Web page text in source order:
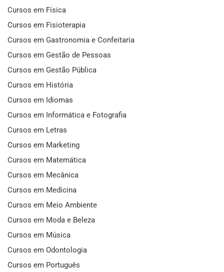
Cursos em Física
Cursos em Fisioterapia
Cursos em Gastronomia e Confeitaria
Cursos em Gestão de Pessoas
Cursos em Gestão Pública
Cursos em História
Cursos em Idiomas
Cursos em Informática e Fotografia
Cursos em Letras
Cursos em Marketing
Cursos em Matemática
Cursos em Mecânica
Cursos em Medicina
Cursos em Meio Ambiente
Cursos em Moda e Beleza
Cursos em Música
Cursos em Odontologia
Cursos em Português